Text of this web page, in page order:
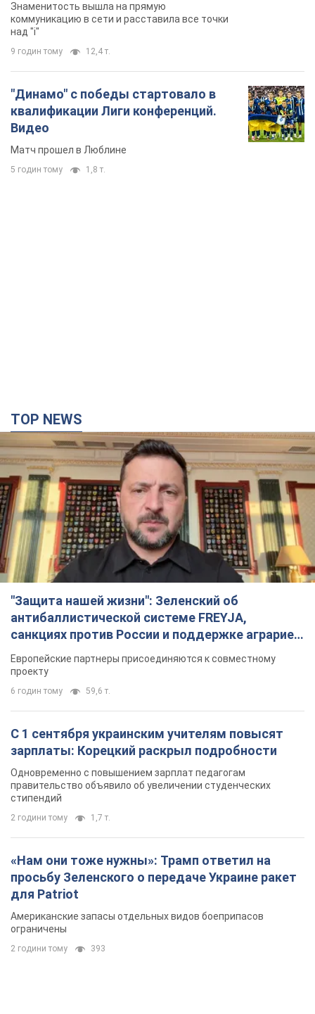
Знаменитость вышла на прямую
коммуникацию в сети и расставила все точки
над "i"
9 годин тому 12,4 т.
"Динамо" с победы стартовало в
квалификации Лиги конференций.
Видео
Матч прошел в Люблине
5 годин тому 1,8 т.
TOP NEWS
"Защита нашей жизни": Зеленский об
антибаллистической системе FREYJA,
санкциях против России и поддержке аграриев.
Видео
Европейские партнеры присоединяются к совместному
проекту
6 годин тому 59,6 т.
С 1 сентября украинским учителям повысят
зарплаты: Корецкий раскрыл подробности
Одновременно с повышением зарплат педагогам
правительство объявило об увеличении студенческих
стипендий
2 години тому 1,7 т.
«Нам они тоже нужны»: Трамп ответил на
просьбу Зеленского о передаче Украине ракет
для Patriot
Американские запасы отдельных видов боеприпасов
ограничены
2 години тому 393